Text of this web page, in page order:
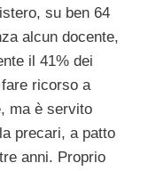
su ben 64
alcun docente,
il 41% dei
ricorso a
ma è servito
precari, a patto
anni. Proprio